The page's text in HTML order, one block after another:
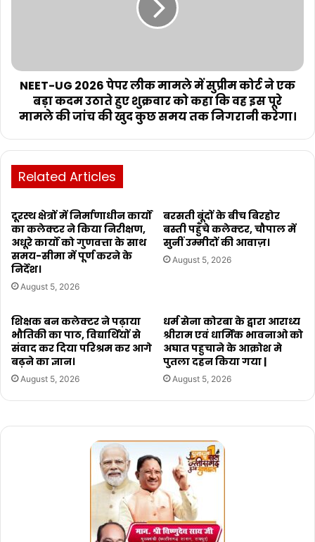
NEET-UG 2026 पेपर लीक मामले में सुप्रीम कोर्ट ने एक
बड़ा कदम उठाते हुए शुक्रवार को कहा कि वह इस पूरे
मामले की जांच की खुद कुछ समय तक निगरानी करेगा।
Related Articles
दूरस्थ क्षेत्रों में निर्माणाधीन कार्यों
का कलेक्टर ने किया निरीक्षण,
अधूरे कार्यो को गुणवत्ता के साथ
समय-सीमा में पूर्ण करने के
निर्देश।
August 5, 2026
बरसती बूंदों के बीच बिरहोर
बस्ती पहुँचे कलेक्टर, चौपाल में
सुनीं उम्मीदों की आवाज़।
August 5, 2026
शिक्षक बन कलेक्टर ने पढ़ाया
भौतिकी का पाठ, विद्यार्थियों से
संवाद कर दिया परिश्रम कर आगे
बढ़ने का ज्ञान।
August 5, 2026
धर्म सेना कोरबा के द्वारा आराध्य
श्रीराम एवं धार्मिक भावनाओ को
अघात पहुचाने के आक्रोश मे
पुतला दहन किया गया |
August 5, 2026